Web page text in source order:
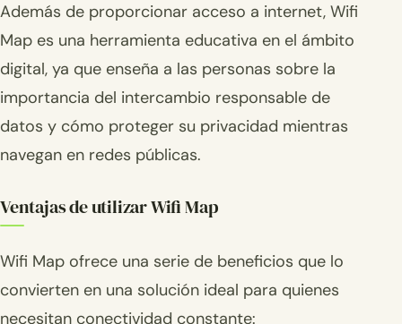
Además de proporcionar acceso a internet, Wifi
Map es una herramienta educativa en el ámbito
digital, ya que enseña a las personas sobre la
importancia del intercambio responsable de
datos y cómo proteger su privacidad mientras
navegan en redes públicas.
Ventajas de utilizar Wifi Map
Wifi Map ofrece una serie de beneficios que lo
convierten en una solución ideal para quienes
necesitan conectividad constante: